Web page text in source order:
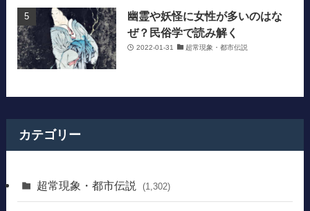
幽霊や妖怪に女性が多いのはな
ぜ？民俗学で読み解く
2022-01-31 超常現象・都市伝説
カテゴリー
超常現象・都市伝説 (1,302)